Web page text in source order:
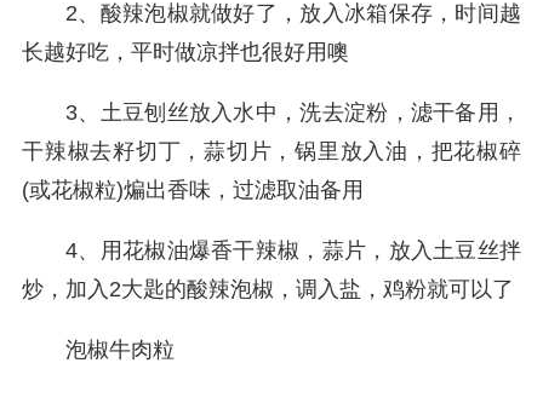
2、酸辣泡椒就做好了，放入冰箱保存，时间越
长越好吃，平时做凉拌也很好用噢
3、土豆刨丝放入水中，洗去淀粉，滤干备用，
干辣椒去籽切丁，蒜切片，锅里放入油，把花椒碎
(或花椒粒)煸出香味，过滤取油备用
4、用花椒油爆香干辣椒，蒜片，放入土豆丝拌
炒，加入2大匙的酸辣泡椒，调入盐，鸡粉就可以了
泡椒牛肉粒